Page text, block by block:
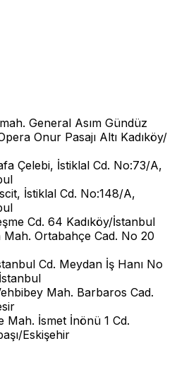
General Asım Gündüz
Onur Pasajı Altı Kadıköy/
Çelebi, İstiklal Cd. No:73/A,
İstiklal Cd. No:148/A,
Cd. 64 Kadıköy/İstanbul
Mah. Ortabahçe Cad. No 20
Cd. Meydan İş Hanı No
Mah. Barbaros Cad.
Mah. İsmet İnönü 1 Cd.
Eskişehir